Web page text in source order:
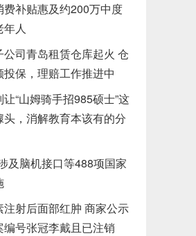
费补贴惠及约200万中度
年人
公司青岛租赁仓库起火 仓
投保，理赔工作推进中
“山姆骑手招985硕士”这
头，消解教育本该有的分
及脑机接口等488项国家
注射后面部红肿 商家公示
编号张冠李戴且已注销